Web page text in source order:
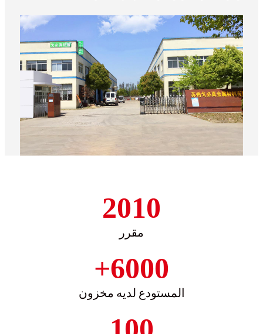
2010
مقرر
6000+
المستودع لديه مخزون